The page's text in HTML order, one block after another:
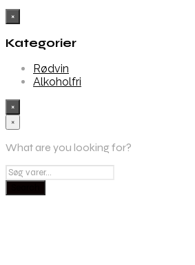
×
Kategorier
Rødvin
Alkoholfri
×
×
What are you looking for?